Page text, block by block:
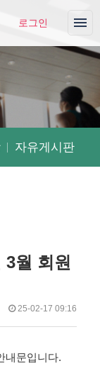
로그인
자유게시판
월 회원
작25-02-17 09:16
내문입니다.